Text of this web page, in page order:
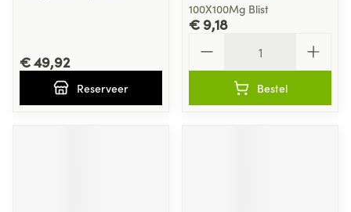
€ 49,92
Reserveer
100X100Mg Blist
€ 9,18
Bestel